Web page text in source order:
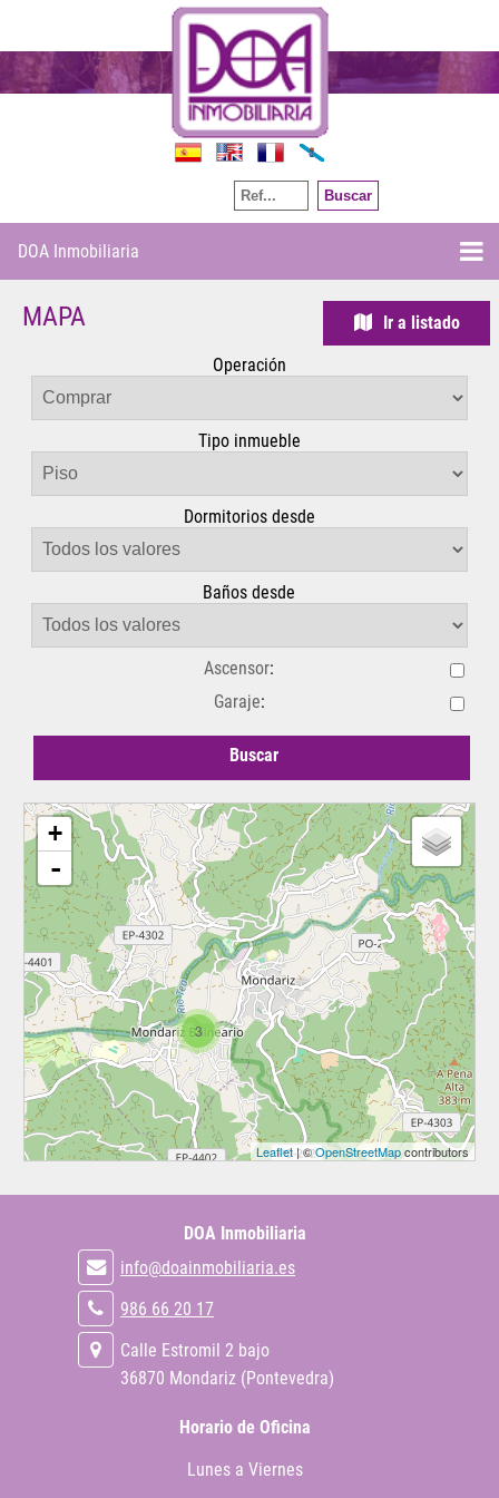
DOA Inmobiliaria
MAPA
Ir a listado
Operación
Tipo inmueble
Dormitorios desde
Baños desde
Ascensor:
Garaje:
Buscar
3
+
-
Leaflet| ©OpenStreetMapcontributors
DOA Inmobiliaria
info@doainmobiliaria.es
986 66 20 17
Calle Estromil 2 bajo
36870 Mondariz (Pontevedra)
Horario de Oficina
Lunes a Viernes